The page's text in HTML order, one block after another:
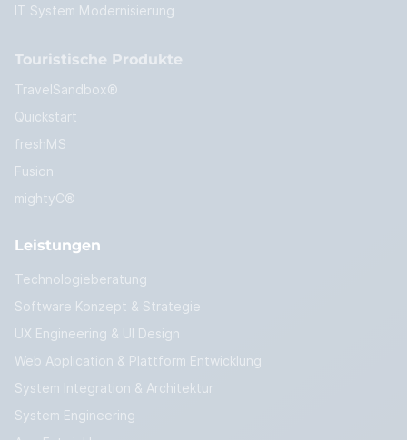
IT System Modernisierung
Touristische Produkte
TravelSandbox®
Quickstart
freshMS
Fusion
mightyC®
Leistungen
Technologieberatung
Software Konzept & Strategie
UX Engineering & UI Design
Web Application & Plattform Entwicklung
System Integration & Architektur
System Engineering